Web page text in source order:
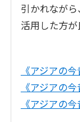
引かれなが
活用した方が
《アジアの
《アジアの
《アジアの